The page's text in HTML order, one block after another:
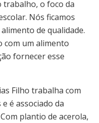
trabalho, o foco da
Nós ficamos
de qualidade.
com um alimento
fornecer esse
Filho trabalha com
é associado da
plantio de acerola,